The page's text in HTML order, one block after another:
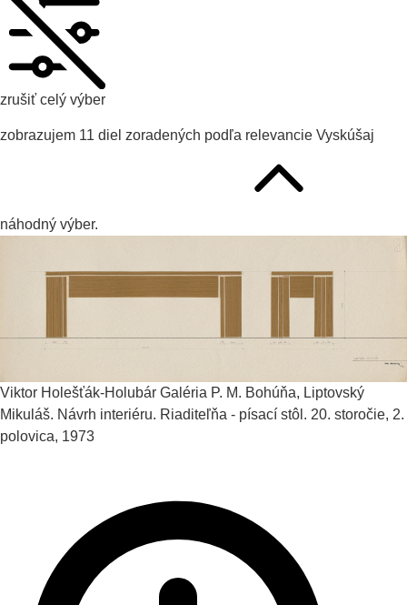
zrušiť celý výber
zobrazujem 11 diel zoradených podľa relevancie Vyskúšaj
náhodný výber.
Viktor Holešťák-Holubár Galéria P. M. Bohúňa, Liptovský
Mikuláš. Návrh interiéru. Riaditeľňa - písací stôl. 20. storočie, 2.
polovica, 1973